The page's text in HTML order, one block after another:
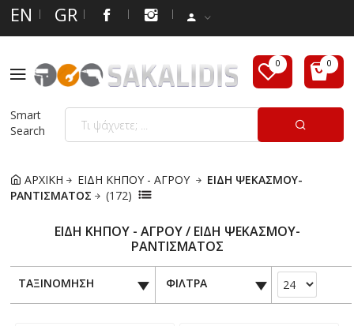
EN GR
Smart
Search
ΑΡΧΙΚΗ ΕΙΔΗ ΚΗΠΟΥ - ΑΓΡΟΥ
ΕΙΔΗ ΨΕΚΑΣΜΟΥ-
ΡΑΝΤΙΣΜΑΤΟΣ
(172)
ΕΙΔΗ ΚΗΠΟΥ - ΑΓΡΟΥ / ΕΙΔΗ ΨΕΚΑΣΜΟΥ-
ΡΑΝΤΙΣΜΑΤΟΣ
ΤΑΞΙΝΟΜΗΣΗ ΦΙΛΤΡΑ